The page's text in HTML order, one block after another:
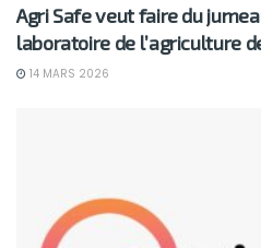
Agri Safe veut faire du
laboratoire de l’agriculture
14 MARS 2026